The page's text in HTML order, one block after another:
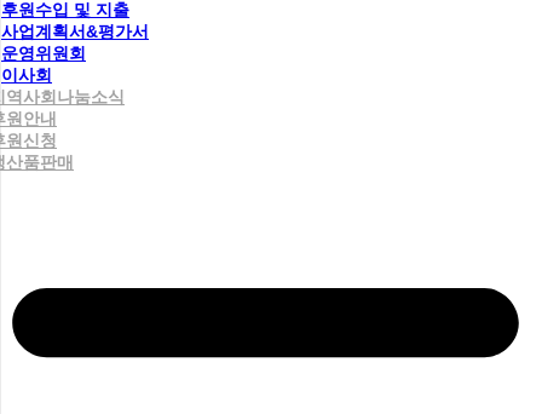
후원수입 및 지출
사업계획서&평가서
운영위원회
이사회
역사회나눔소식
원안내
원신청
산품판매